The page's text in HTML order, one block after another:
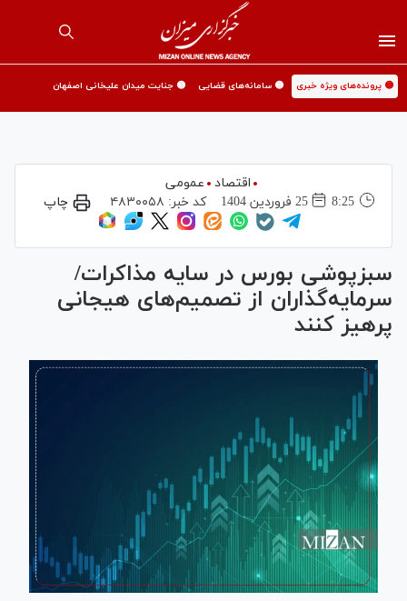
🟡 پرونده‌های ویژه خبری 🟡 سامانه‌های قضایی 🟡 جنایت میدان علیخانی اصفهان
اقتصاد
عمومی
8:25
25 فروردين 1404 کد خبر: ۴۸۳۰۰۵۸ چاپ
سبزپوشی بورس در سایه مذاکرات/
سرمایه‌گذاران از تصمیم‌‌های هیجانی
پرهیز کنند